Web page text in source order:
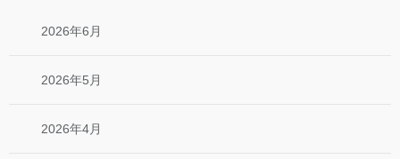
2026年6月
2026年5月
2026年4月